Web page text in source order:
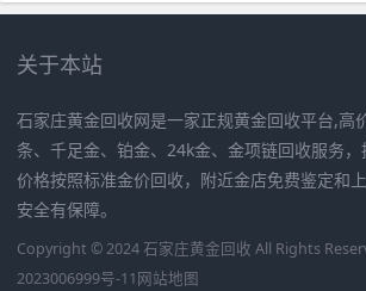
关于本站
石家庄黄金回收网是一家正规黄金回收平台,高
条、千足金、铂金、24k金、金项链回收服务
价格按照标准金价回收，附近金店免费鉴定和
安全有保障。
Copyright © 2024 石家庄黄金回收 All Rights
2023006999号-11网站地图